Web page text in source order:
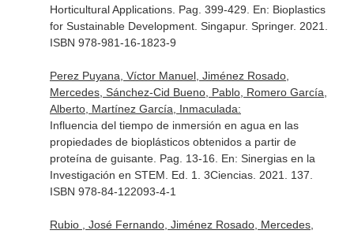
Horticultural Applications. Pag. 399-429. En: Bioplastics
for Sustainable Development. Singapur. Springer. 2021.
ISBN 978-981-16-1823-9
Perez Puyana, Víctor Manuel, Jiménez Rosado,
Mercedes, Sánchez-Cid Bueno, Pablo, Romero García,
Alberto, Martínez García, Inmaculada:
Influencia del tiempo de inmersión en agua en las
propiedades de bioplásticos obtenidos a partir de
proteína de guisante. Pag. 13-16. En: Sinergias en la
Investigación en STEM . Ed. 1. 3Ciencias. 2021. 137.
ISBN 978-84-122093-4-1
Rubio , José Fernando, Jiménez Rosado, Mercedes,